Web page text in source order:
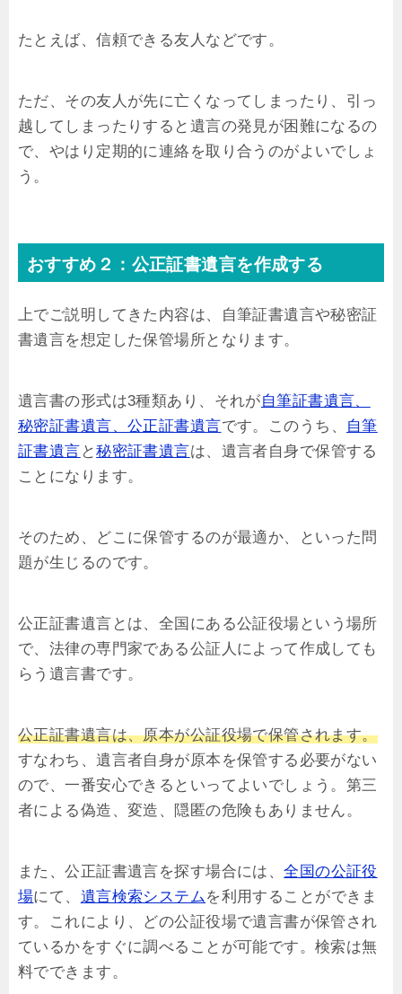
たとえば、信頼できる友人などです。
ただ、その友人が先に亡くなってしまったり、引っ
越してしまったりすると遺言の発見が困難になるの
で、やはり定期的に連絡を取り合うのがよいでしょ
う。
おすすめ２：公正証書遺言を作成する
上でご説明してきた内容は、自筆証書遺言や秘密証
書遺言を想定した保管場所となります。
遺言書の形式は3種類あり、それが自筆証書遺言、
秘密証書遺言、公正証書遺言です。このうち、
自筆
証書遺言 と秘密証書遺言は、遺言者自身で保管する
ことになります。
そのため、どこに保管するのが最適か、といった問
題が生じるのです。
公正証書遺言とは、全国にある公証役場という場所
で、法律の専門家である公証人によって作成しても
らう遺言書です。
公正証書遺言は、原本が公証役場で保管されます。
すなわち、遺言者自身が原本を保管する必要がない
ので、一番安心できるといってよいでしょう。第三
者による偽造、変造、隠匿の危険もありません。
また、公正証書遺言を探す場合には、全国の公証役
場にて、 遺言検索システムを利用することができま
す。これにより、どの公証役場で遺言書が保管され
ているかをすぐに調べることが可能です。検索は無
料でできます。